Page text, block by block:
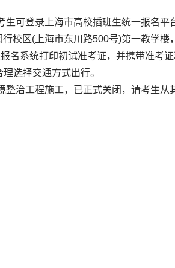
可登录上海市高校插班生统一报名平
校区(上海市东川路500号)第一教学楼
名系统打印初试准考证，并携带准考证
选择交通方式出行。
治工程施工，已正式关闭，请考生从